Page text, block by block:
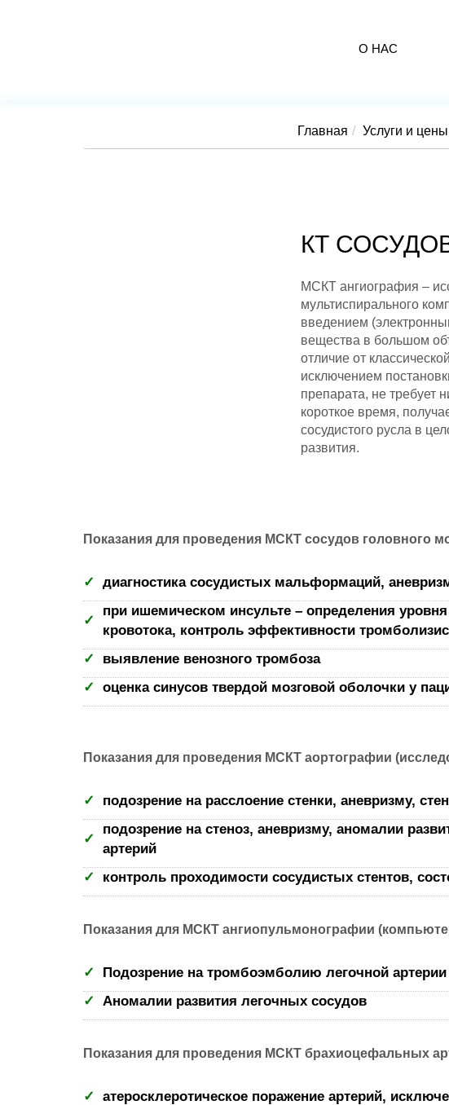
О НАС
Главная Услуги и цены
КТ
МСКТ ангиография –
мультиспирального
введением
вещества в большом
отличие от
исключением
препарата, не требует
короткое время,
сосудистого русла в
развития.
Показания для проведения МСКТ сосудов головного
диагностика сосудистых мальформаций,
при ишемическом инсульте – определения
кровотока, контроль эффективности
выявление венозного тромбоза
оценка синусов твердой мозговой оболочки у
Показания для проведения МСКТ аортографии
подозрение на расслоение стенки, аневризму,
подозрение на стеноз, аневризму, аномалии
артерий
контроль проходимости сосудистых стентов,
Показания для МСКТ ангиопульмонографии
Подозрение на тромбоэмболию легочной артерии
Аномалии развития легочных сосудов
Показания для проведения МСКТ брахиоцефальных
атеросклеротическое поражение артерий,